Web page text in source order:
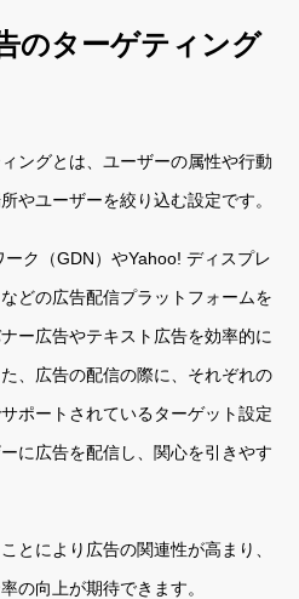
のターゲティング
ングとは、ユーザーの属性や行動
やユーザーを絞り込む設定です。
ク（GDN）やYahoo! ディスプレ
どの広告配信プラットフォームを
ー広告やテキスト広告を効率的に
、広告の配信の際に、それぞれの
ポートされているターゲット設定
に広告を配信し、関心を引きやす
とにより広告の関連性が高まり、
の向上が期待できます。